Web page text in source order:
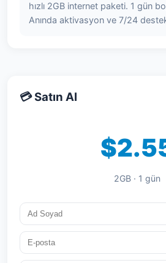
hızlı 2GB internet paketi. 1 gün
Anında aktivasyon ve 7/24
💳 Satın Al
2GB · 1 gün